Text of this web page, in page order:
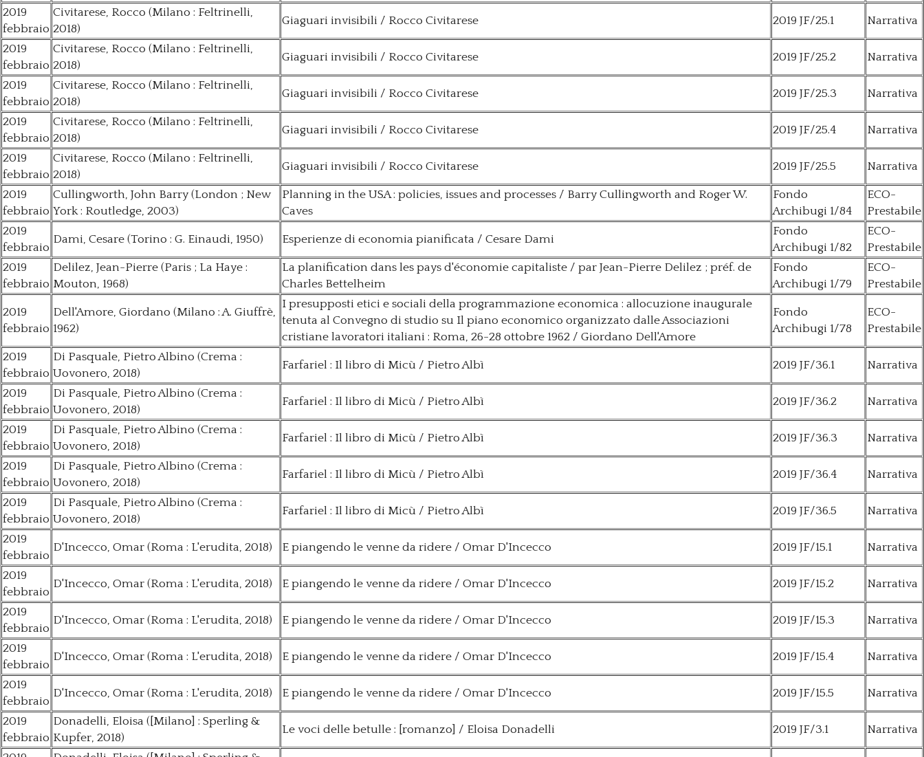
2019
febbraio
Civitarese, Rocco (Milano : Feltrinelli,
2018)
Giaguari invisibili / Rocco Civitarese 2019 JF/25.1 Narrativa
2019
febbraio
Civitarese, Rocco (Milano : Feltrinelli,
2018)
Giaguari invisibili / Rocco Civitarese 2019 JF/25.2 Narrativa
2019
febbraio
Civitarese, Rocco (Milano : Feltrinelli,
2018)
Giaguari invisibili / Rocco Civitarese 2019 JF/25.3 Narrativa
2019
febbraio
Civitarese, Rocco (Milano : Feltrinelli,
2018)
Giaguari invisibili / Rocco Civitarese 2019 JF/25.4 Narrativa
2019
febbraio
Civitarese, Rocco (Milano : Feltrinelli,
2018)
Giaguari invisibili / Rocco Civitarese 2019 JF/25.5 Narrativa
2019
febbraio
Cullingworth, John Barry (London ; New
York : Routledge, 2003)
Planning in the USA : policies, issues and processes / Barry Cullingworth and Roger W.
Caves
Fondo
Archibugi 1/84
ECO-
Prestabile
2019
febbraio
Dami, Cesare (Torino : G. Einaudi, 1950) Esperienze di economia pianificata / Cesare Dami
Fondo
Archibugi 1/82
ECO-
Prestabile
2019
febbraio
Delilez, Jean-Pierre (Paris ; La Haye :
Mouton, 1968)
La planification dans les pays d'économie capitaliste / par Jean-Pierre Delilez ; préf. de
Charles Bettelheim
Fondo
Archibugi 1/79
ECO-
Prestabile
2019
febbraio
Dell'Amore, Giordano (Milano : A. Giuffrè,
1962)
I presupposti etici e sociali della programmazione economica : allocuzione inaugurale
tenuta al Convegno di studio su Il piano economico organizzato dalle Associazioni
cristiane lavoratori italiani : Roma, 26-28 ottobre 1962 / Giordano Dell'Amore
Fondo
Archibugi 1/78
ECO-
Prestabile
2019
febbraio
Di Pasquale, Pietro Albino (Crema :
Uovonero, 2018)
Farfariel : Il libro di Micù / Pietro Albì 2019 JF/36.1 Narrativa
2019
febbraio
Di Pasquale, Pietro Albino (Crema :
Uovonero, 2018)
Farfariel : Il libro di Micù / Pietro Albì 2019 JF/36.2 Narrativa
2019
febbraio
Di Pasquale, Pietro Albino (Crema :
Uovonero, 2018)
Farfariel : Il libro di Micù / Pietro Albì 2019 JF/36.3 Narrativa
2019
febbraio
Di Pasquale, Pietro Albino (Crema :
Uovonero, 2018)
Farfariel : Il libro di Micù / Pietro Albì 2019 JF/36.4 Narrativa
2019
febbraio
Di Pasquale, Pietro Albino (Crema :
Uovonero, 2018)
Farfariel : Il libro di Micù / Pietro Albì 2019 JF/36.5 Narrativa
2019
febbraio
D'Incecco, Omar (Roma : L'erudita, 2018) E piangendo le venne da ridere / Omar D'Incecco 2019 JF/15.1 Narrativa
2019
febbraio
D'Incecco, Omar (Roma : L'erudita, 2018) E piangendo le venne da ridere / Omar D'Incecco 2019 JF/15.2 Narrativa
2019
febbraio
D'Incecco, Omar (Roma : L'erudita, 2018) E piangendo le venne da ridere / Omar D'Incecco 2019 JF/15.3 Narrativa
2019
febbraio
D'Incecco, Omar (Roma : L'erudita, 2018) E piangendo le venne da ridere / Omar D'Incecco 2019 JF/15.4 Narrativa
2019
febbraio
D'Incecco, Omar (Roma : L'erudita, 2018) E piangendo le venne da ridere / Omar D'Incecco 2019 JF/15.5 Narrativa
2019
febbraio
Donadelli, Eloisa ([Milano] : Sperling &
Kupfer, 2018)
Le voci delle betulle : [romanzo] / Eloisa Donadelli 2019 JF/3.1 Narrativa